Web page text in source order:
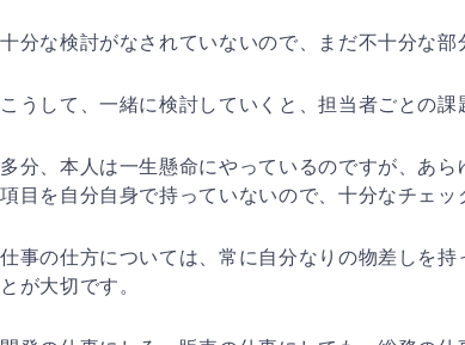
十分な検討がなされていないので、まだ不十分な部
こうして、一緒に検討していくと、担当者ごとの課
多分、本人は一生懸命にやっているのですが、あら
項目を自分自身で持っていないので、十分なチェ
仕事の仕方については、常に自分なりの物差しを持
とが大切です。